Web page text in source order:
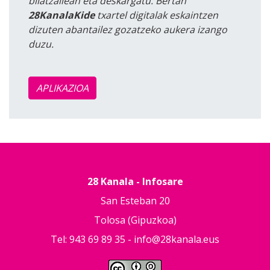
28KanalaKidetxartel digitalak eskaintzen
dizuten abantailez gozatzeko aukera izango
duzu.
APLIKAZIOA
28 Kanala - Infosare
San Esteban 20
Tolosa (Gipuzkoa)
Tel: 943 69 89 35 - info@28kanala.eus